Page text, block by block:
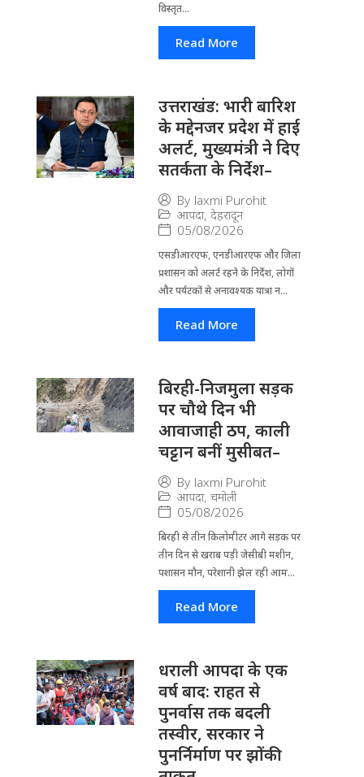
विस्तृत...
Read More
उत्तराखंड: भारी बारिश
के मद्देनजर प्रदेश में हाई
अलर्ट, मुख्यमंत्री ने दिए
सतर्कता के निर्देश–
By laxmi Purohit
आपदा, देहरादून
05/08/2026
एसडीआरएफ, एनडीआरएफ और जिला
प्रशासन को अलर्ट रहने के निर्देश, लोगों
और पर्यटकों से अनावश्यक यात्रा न...
Read More
बिरही-निजमुला सड़क
पर चौथे दिन भी
आवाजाही ठप, काली
चट्टान बनीं मुसीबत–
By laxmi Purohit
आपदा, चमोली
05/08/2026
बिरही से तीन किलोमीटर आगे सड़क पर
तीन दिन से खराब पड़ी जेसीबी मशीन,
पशासन मौन, परेशानी झेल रही आम...
Read More
धराली आपदा के एक
वर्ष बाद: राहत से
पुनर्वास तक बदली
तस्वीर, सरकार ने
पुनर्निर्माण पर झोंकी